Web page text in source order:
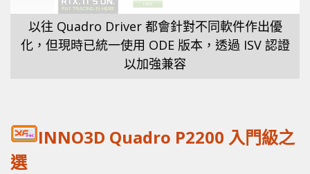
以往 Quadro Driver 都會針對不同軟件作出優
化，但現時已統一使用 ODE 版本，透過 ISV 認證
以加強兼容
INNO3D Quadro P2200 入門級之
選